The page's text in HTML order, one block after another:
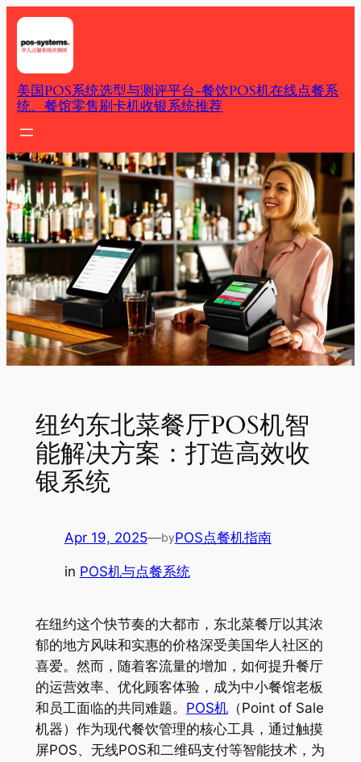
Skip
content
美国POS系统选型与测评平台-餐饮POS机在线点餐系
统、餐馆零售刷卡机收银系统推荐
纽约东北菜餐厅POS机智
能解决方案：打造高效收
银系统
Apr 19, 2025—byPOS点餐机指南
in POS机与点餐系统
在纽约这个快节奏的大都市，东北菜餐厅以其浓
郁的地方风味和实惠的价格深受美国华人社区的
喜爱。然而，随着客流量的增加，如何提升餐厅
的运营效率、优化顾客体验，成为中小餐馆老板
和员工面临的共同难题。 POS机（Point of Sale
机器）作为现代餐饮管理的核心工具，通过触摸
屏POS、无线POS和二维码支付等智能技术，为